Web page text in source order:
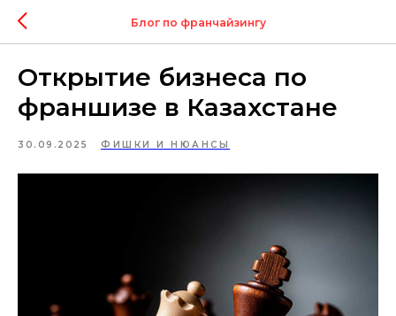
Блог по франчайзингу
Открытие бизнеса по
франшизе в Казахстане
30.09.2025 ФИШКИ И НЮАНСЫ